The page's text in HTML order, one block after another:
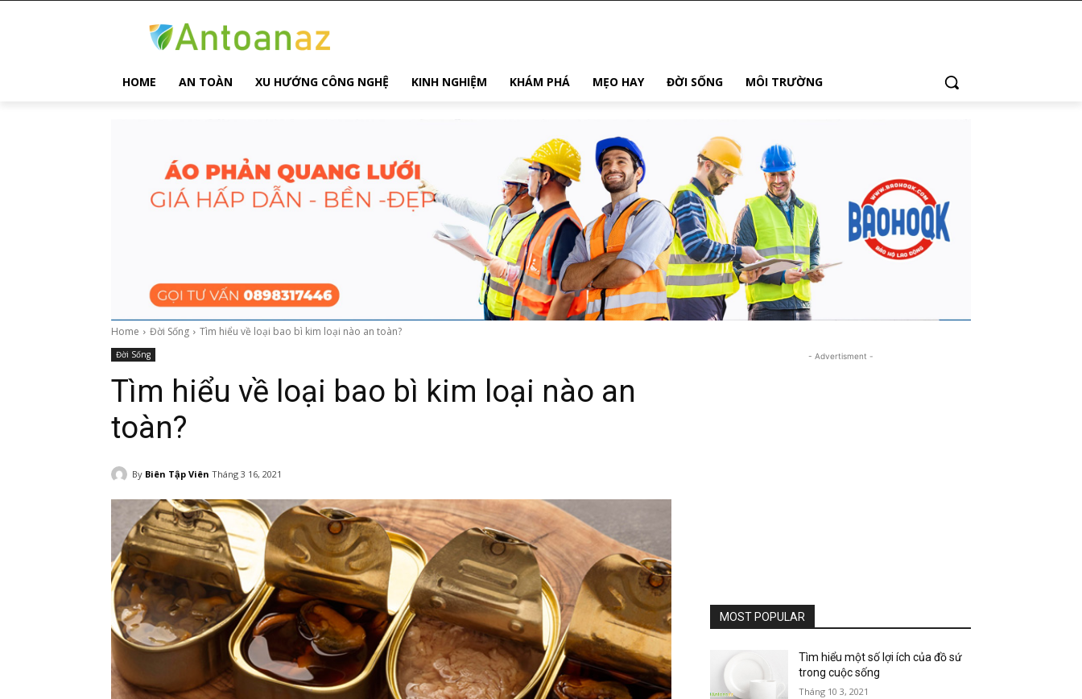
HOME AN TOÀN XU HƯỚNG CÔNG NGHỆ KINH NGHIỆM KHÁM PHÁ MẸO HAY ĐỜI SỐNG MÔI TRƯỜNG
Home Đời Sống Tìm hiểu về loại bao bì kim loại nào an toàn?
Đời Sống
Tìm hiểu về loại bao bì kim loại nào an
toàn?
By Biên Tập Viên Tháng 3 16, 2021
- Advertisment -
MOST POPULAR
Tìm hiểu một số lợi ích của đồ sứ
trong cuộc sống
Tháng 10 3, 2021